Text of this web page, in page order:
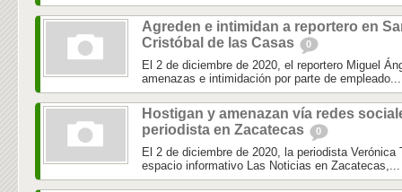
Agreden e intimidan a reportero en
Cristóbal de las Casas
0
El 2 de diciembre de 2020, el reportero Miguel
amenazas e intimidación por parte de empleado...
Hostigan y amenazan vía redes
periodista en Zacatecas
0
El 2 de diciembre de 2020, la periodista
espacio informativo Las Noticias en Zacatecas,...